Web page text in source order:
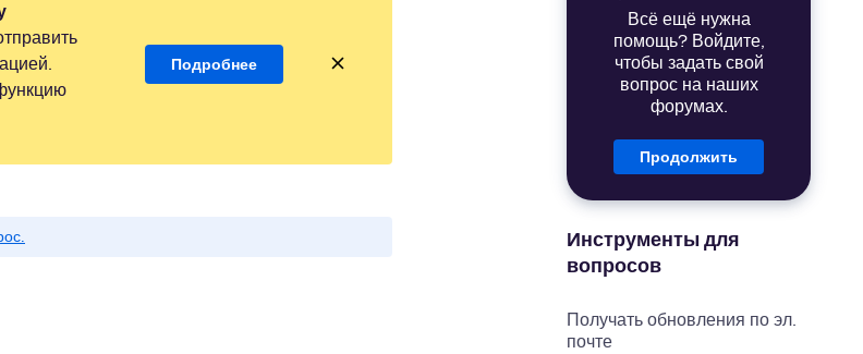
Всё ещё нужна
помощь? Войдите,
чтобы задать свой
вопрос на наших
форумах.
Продолжить
Инструменты для
вопросов
Получать обновления по эл.
почте
Подробнее